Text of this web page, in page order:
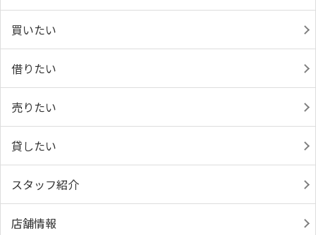
買いたい
借りたい
売りたい
貸したい
スタッフ紹介
店舗情報